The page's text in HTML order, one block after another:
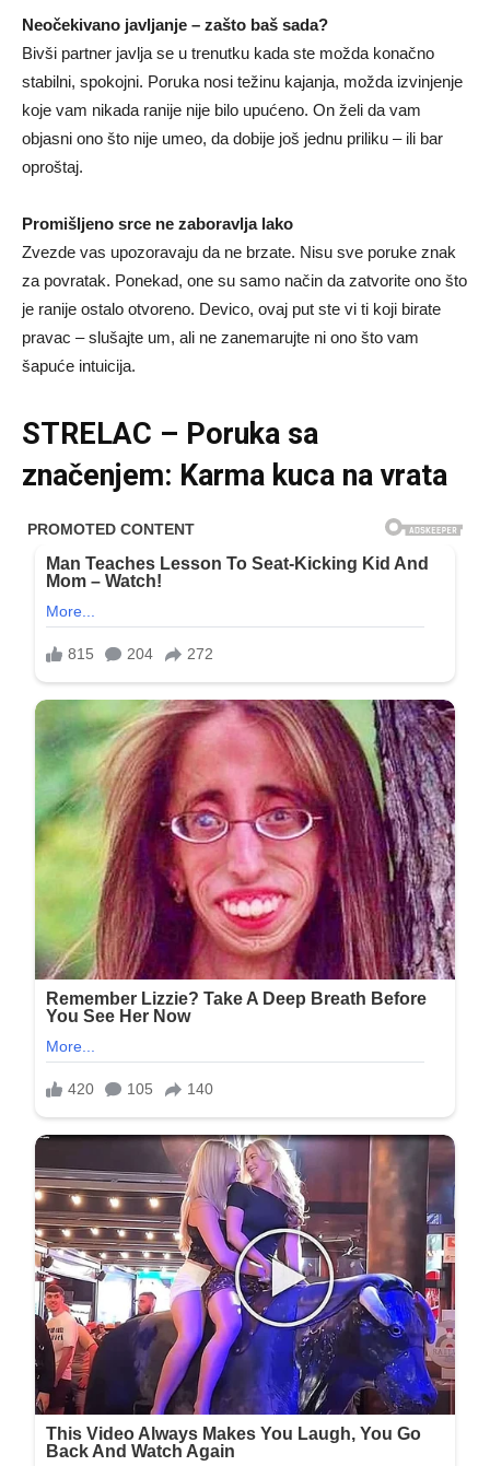
Neočekivano javljanje – zašto baš sada?
Bivši partner javlja se u trenutku kada ste možda konačno
stabilni, spokojni. Poruka nosi težinu kajanja, možda izvinjenje
koje vam nikada ranije nije bilo upućeno. On želi da vam
objasni ono što nije umeo, da dobije još jednu priliku – ili bar
oproštaj.
Promišljeno srce ne zaboravlja lako
Zvezde vas upozoravaju da ne brzate. Nisu sve poruke znak
za povratak. Ponekad, one su samo način da zatvorite ono što
je ranije ostalo otvoreno. Devico, ovaj put ste vi ti koji birate
pravac – slušajte um, ali ne zanemarujte ni ono što vam
šapuće intuicija.
STRELAC – Poruka sa
značenjem: Karma kuca na vrata